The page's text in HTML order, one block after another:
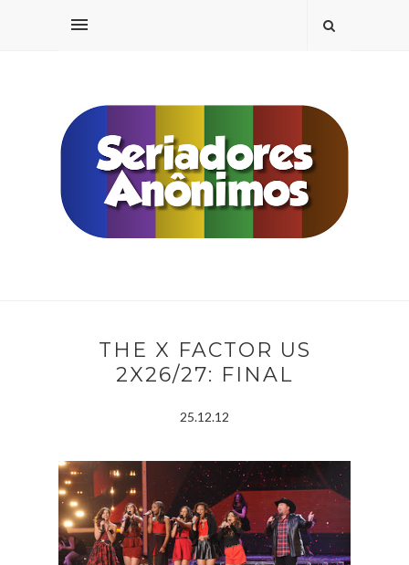
THE X FACTOR US
2X26/27: FINAL
25.12.12